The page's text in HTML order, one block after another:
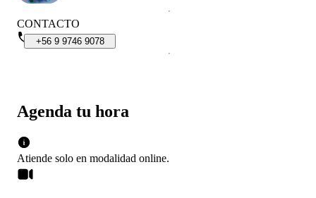
Agenda tu hora
Atiende solo en modalidad online.
CONTACTO
+56 9 9746 9078